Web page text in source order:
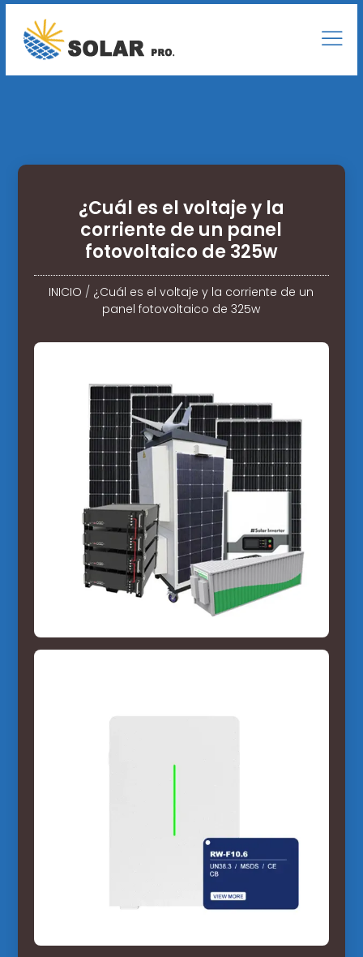
¿Cuál es el voltaje y la
corriente de un panel
fotovoltaico de 325w
INICIO / ¿Cuál es el voltaje y la corriente de un
panel fotovoltaico de 325w